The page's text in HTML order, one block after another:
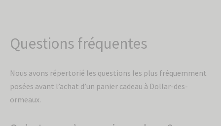
Questions fréquentes
Nous avons répertorié les questions les plus fréquemment
posées avant l’achat d’un panier cadeau à Dollar-des-
ormeaux.